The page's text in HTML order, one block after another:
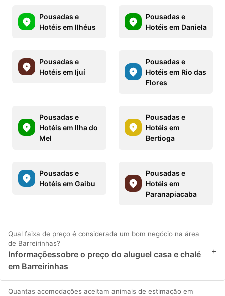
Pousadas e
Hotéis em Ilhéus
Pousadas e
Hotéis em Daniela
Pousadas e
Hotéis em Ijuí
Pousadas e
Hotéis em Rio das
Flores
Pousadas e
Hotéis em Ilha do
Mel
Pousadas e
Hotéis em
Bertioga
Pousadas e
Hotéis em Gaibu
Pousadas e
Hotéis em
Paranapiacaba
Qual faixa de preço é considerada um bom negócio na área
de Barreirinhas?
Informaçõessobre o preço do aluguel casa e chalé
em Barreirinhas
+
Quantas acomodações aceitam animais de estimação em